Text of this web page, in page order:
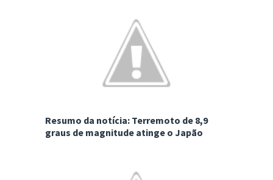
Resumo da notícia: Terremoto de 8,9
graus de magnitude atinge o Japão